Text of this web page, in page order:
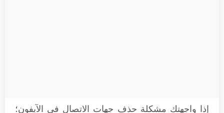
إذا واجهتك مشكلة حذف جهات الاتصال في الآيفون؛